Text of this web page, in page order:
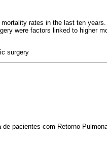
rates in the last ten
were factors linked to higher
surgery
pacientes com Retorno